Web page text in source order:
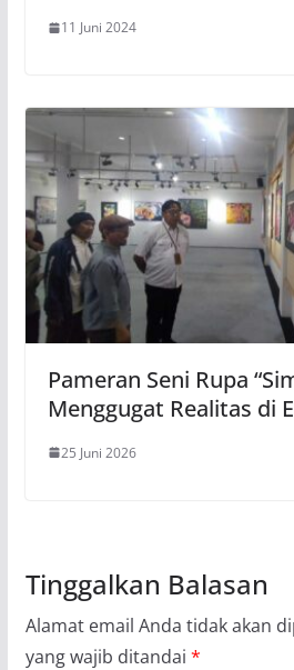
11 Juni 2024
Pameran Seni Rupa
Menggugat Realitas di
25 Juni 2026
Tinggalkan Balasan
Alamat email Anda tidak akan
yang wajib ditandai *